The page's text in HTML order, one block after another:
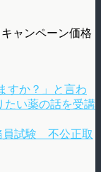
ャンペーン価格
すか？」と言わ
たい薬の話を受講
員試験 不公正取